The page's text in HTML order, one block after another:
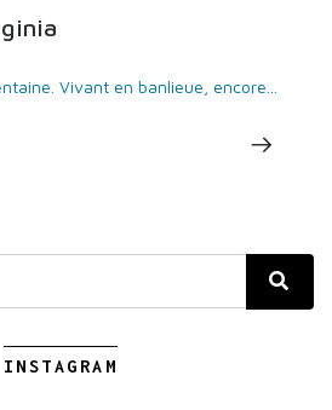
Vivant en banlieue, encore...
INSTAGRAM